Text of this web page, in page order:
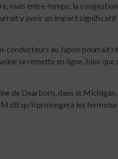
mais entre-temps, la
y avoir un impact
conducteurs au Japon
se remette en ligne, bien
de Dearborn, dans le
dit qu’il prolongera les